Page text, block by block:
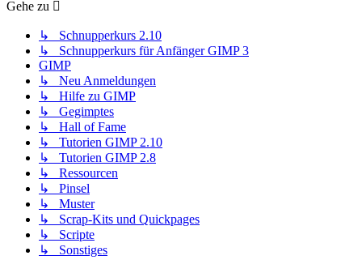
Gehe zu
↳ Schnupperkurs 2.10
↳ Schnupperkurs für Anfänger GIMP 3
GIMP
↳ Neu Anmeldungen
↳ Hilfe zu GIMP
↳ Gegimptes
↳ Hall of Fame
↳ Tutorien GIMP 2.10
↳ Tutorien GIMP 2.8
↳ Ressourcen
↳ Pinsel
↳ Muster
↳ Scrap-Kits und Quickpages
↳ Scripte
↳ Sonstiges